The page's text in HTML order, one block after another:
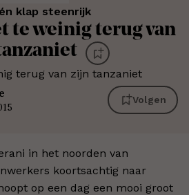
klap steenrijk
te weinig terug van
Volgen
in het noorden van
koortsachtig naar
op een dag een mooi groot